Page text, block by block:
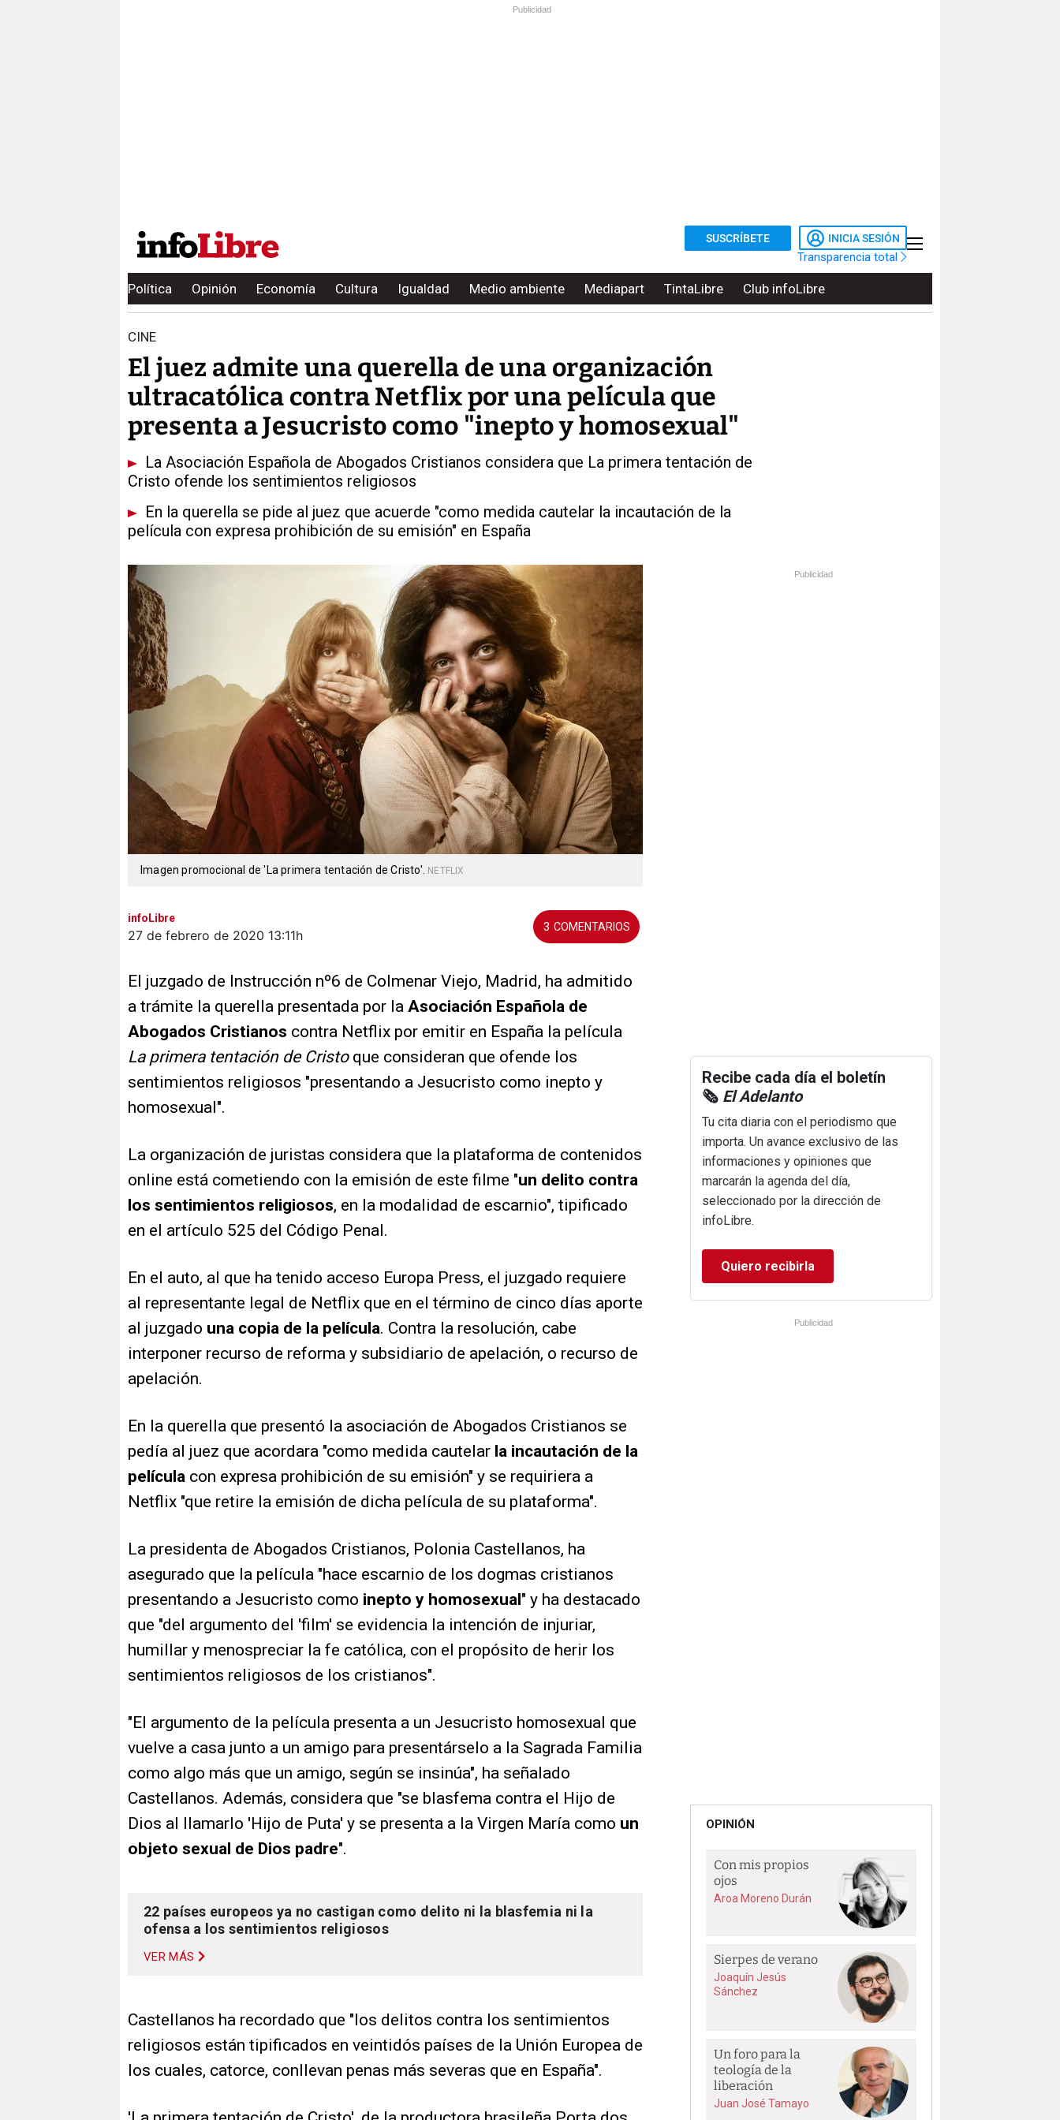
Publicidad
SUSCRÍBETE INICIA SESIÓN
Transparencia total
Política Opinión Economía Cultura Igualdad Medio ambiente Mediapart TintaLibre Club infoLibre
CINE
El juez admite una querella de una organización
ultracatólica contra Netflix por una película que
presenta a Jesucristo como "inepto y homosexual"
La Asociación Española de Abogados Cristianos considera que La primera tentación de
Cristo ofende los sentimientos religiosos
En la querella se pide al juez que acuerde "como medida cautelar la incautación de la
película con expresa prohibición de su emisión" en España
Imagen promocional de 'La primera tentación de Cristo'. NETFLIX
infoLibre
27 de febrero de 2020 13:11h
3
El juzgado de Instrucción nº6 de Colmenar Viejo, Madrid, ha admitido
a trámite la querella presentada por la Asociación Española de
Abogados Cristianos contra Netflix por emitir en España la película
La primera tentación de Cristoque consideran que ofende los
sentimientos religiosos "presentando a Jesucristo como inepto y
homosexual".
La organización de juristas considera que la plataforma de contenidos
online está cometiendo con la emisión de este filme "un delito contra
los sentimientos religiosos, en la modalidad de escarnio", tipificado
en el artículo 525 del Código Penal.
En el auto, al que ha tenido acceso Europa Press, el juzgado requiere
al representante legal de Netflix que en el término de cinco días aporte
al juzgado una copia de la película. Contra la resolución, cabe
interponer recurso de reforma y subsidiario de apelación, o recurso de
apelación.
En la querella que presentó la asociación de Abogados Cristianos se
pedía al juez que acordara "como medida cautelar la incautación de la
película con expresa prohibición de su emisión" y se requiriera a
Netflix "que retire la emisión de dicha película de su plataforma".
La presidenta de Abogados Cristianos, Polonia Castellanos, ha
asegurado que la película "hace escarnio de los dogmas cristianos
presentando a Jesucristo como inepto y homosexual " y ha destacado
que "del argumento del 'film' se evidencia la intención de injuriar,
humillar y menospreciar la fe católica, con el propósito de herir los
sentimientos religiosos de los cristianos".
"El argumento de la película presenta a un Jesucristo homosexual que
vuelve a casa junto a un amigo para presentárselo a la Sagrada Familia
como algo más que un amigo, según se insinúa", ha señalado
Castellanos. Además, considera que "se blasfema contra el Hijo de
Dios al llamarlo 'Hijo de Puta' y se presenta a la Virgen María como un
objeto sexual de Dios padre".
22 países europeos ya no castigan como delito ni la blasfemia ni la
ofensa a los sentimientos religiosos
VER MÁS
Castellanos ha recordado que "los delitos contra los sentimientos
religiosos están tipificados en veintidós países de la Unión Europea de
los cuales, catorce, conllevan penas más severas que en España".
Publicidad
Recibe cada día el boletín
🗞️ El Adelanto
Tu cita diaria con el periodismo que
importa. Un avance exclusivo de las
informaciones y opiniones que
marcarán la agenda del día,
seleccionado por la dirección de
infoLibre.
Quiero recibirla
Publicidad
OPINIÓN
Con mis propios
ojos
Aroa Moreno Durán
Sierpes de verano
Joaquín Jesús
Sánchez
Un foro para la
teología de la
liberación
Juan José Tamayo